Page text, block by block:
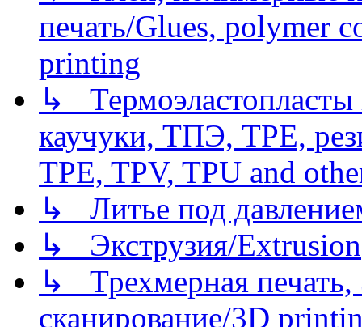
печать/Glues, polymer
printing
↳
каучуки, ТПЭ, TPE,
TPE, TPV, TPU and
↳ Литье под
↳ Экструзия/Extrusion
↳ Трехмерная
сканирование/3D